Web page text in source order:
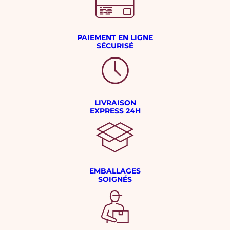
PAIEMENT EN LIGNE
SÉCURISÉ
LIVRAISON
EXPRESS 24H
EMBALLAGES
SOIGNÉS